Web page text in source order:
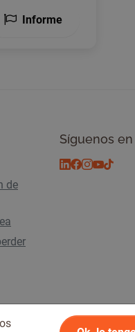
Informe
de
Síguenos en